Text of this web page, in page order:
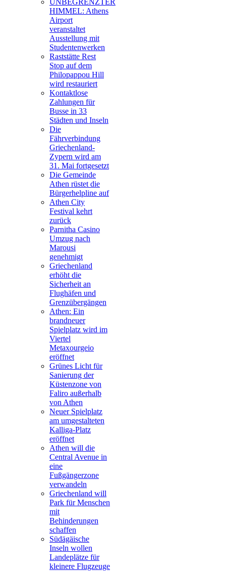
UNBEGRENZTER
HIMMEL: Athens
Airport
veranstaltet
Ausstellung mit
Studentenwerken
Raststätte Rest
Stop auf dem
Philopappou Hill
wird restauriert
Kontaktlose
Zahlungen für
Busse in 33
Städten und Inseln
Die
Fährverbindung
Griechenland-
Zypern wird am
31. Mai fortgesetzt
Die Gemeinde
Athen rüstet die
Bürgerhelpline auf
Athen City
Festival kehrt
zurück
Parnitha Casino
Umzug nach
Marousi
genehmigt
Griechenland
erhöht die
Sicherheit an
Flughäfen und
Grenzübergängen
Athen: Ein
brandneuer
Spielplatz wird im
Viertel
Metaxourgeio
eröffnet
Grünes Licht für
Sanierung der
Küstenzone von
Faliro außerhalb
von Athen
Neuer Spielplatz
am umgestalteten
Kalliga-Platz
eröffnet
Athen will die
Central Avenue in
eine
Fußgängerzone
verwandeln
Griechenland will
Park für Menschen
mit
Behinderungen
schaffen
Südägäische
Inseln wollen
Landeplätze für
kleinere Flugzeuge